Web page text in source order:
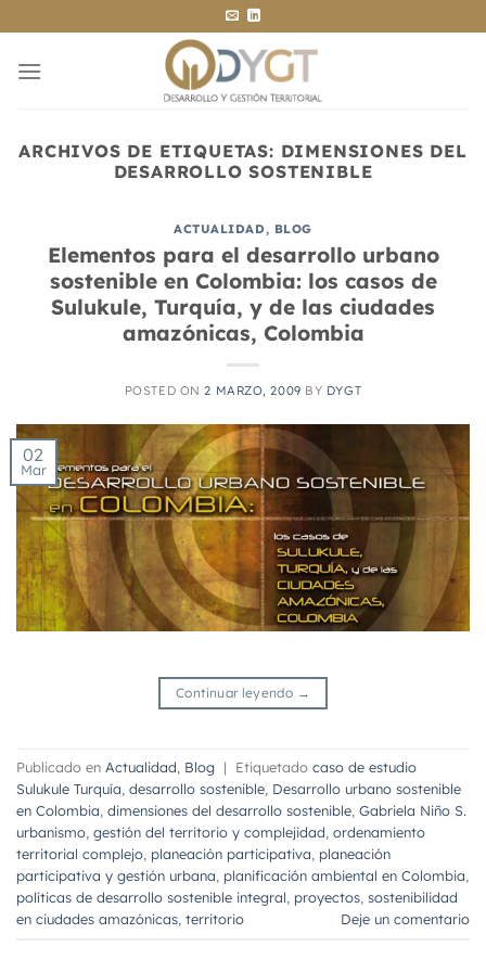
al
contenido
ARCHIVOS DE ETIQUETAS: DIMENSIONES DEL
DESARROLLO SOSTENIBLE
ACTUALIDAD, BLOG
Elementos para el desarrollo urbano
sostenible en Colombia: los casos de
Sulukule, Turquía, y de las ciudades
amazónicas, Colombia
POSTED ON2 MARZO, 2009 BY DYGT
02
Mar
Continuar leyendo →
Publicado en Actualidad Blog | Etiquetado caso de estudio
Sulukule Turquía desarrollo sostenible Desarrollo urbano sostenible
en Colombia dimensiones del desarrollo sostenible Gabriela Niño S.
urbanismo gestión del territorio y complejidad ordenamiento
territorial complejo planeación participativa planeación
participativa y gestión urbana planificación ambiental en Colombia
políticas de desarrollo sostenible integral proyectos sostenibilidad
en ciudades amazónicas territorio Deje un comentario